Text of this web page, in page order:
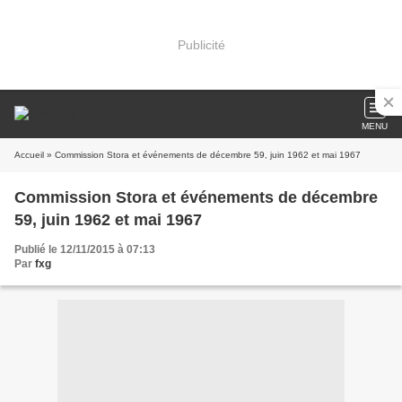
Publicité
MENU
Accueil » Commission Stora et événements de décembre 59, juin 1962 et mai 1967
Commission Stora et événements de décembre
59, juin 1962 et mai 1967
Publié le 12/11/2015 à 07:13
Par fxg